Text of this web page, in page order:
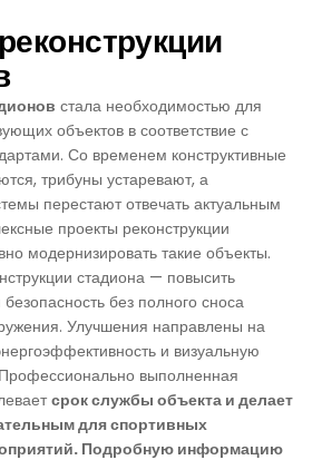
стала необходимостью для
объектов в соответствие с
Со временем конструктивные
трибуны устаревают, а
перестают отвечать актуальным
проекты реконструкции
модернизировать такие объекты.
стадиона — повысить
без полного сноса
Улучшения направлены на
и визуальную
Профессионально выполненная
срок службы объекта и делает
для спортивных
Подробную информацию